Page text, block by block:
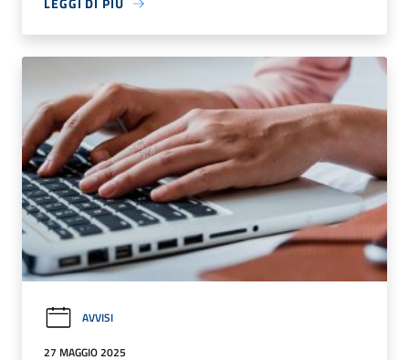
AVVISI
27 MAGGIO 2025